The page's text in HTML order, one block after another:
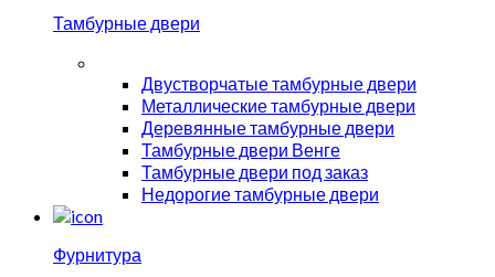
Тамбурные двери
Двустворчатые тамбурные двери
Металлические тамбурные двери
Деревянные тамбурные двери
Тамбурные двери Венге
Тамбурные двери под заказ
Недорогие тамбурные двери
Фурнитура